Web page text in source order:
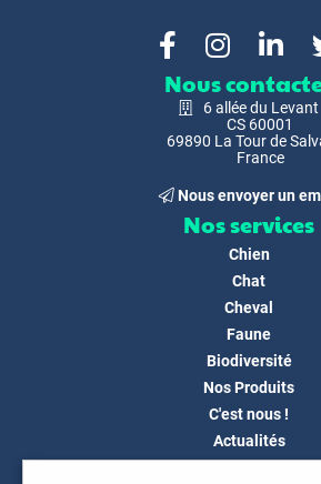
Nous
6 allée du Levant
CS 60001
69890 La Tour de
France
Nous envoyer un
Nos services
Chien
Chat
Cheval
Faune
Biodiversité
Nos Produits
C'est nous !
Actualités